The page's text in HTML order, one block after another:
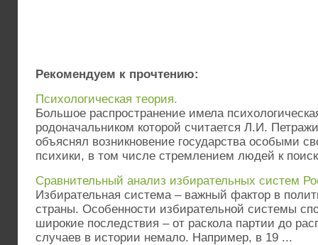
Рекомендуем к прочтению:
Психологическая теория.
Большое распространение имела
родоначальником которой считается Л.И.
объяснял возникновение государства особыми
психики, в том числе стремлением людей к
Сравнительный анализ избирательных систем
Избирательная система – важный фактор в
страны. Особенности избирательной системы
широкие последствия – от раскола партии до
случаев в истории немало. Например, в 19 ...